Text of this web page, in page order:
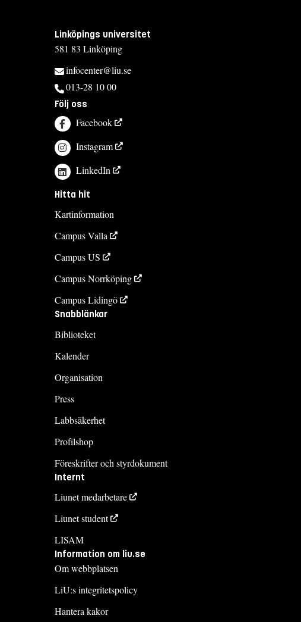
Linköpings universitet
581 83 Linköping
infocenter@liu.se
013-28 10 00
Följ oss
Facebook
Instagram
LinkedIn
Hitta hit
Kartinformation
Campus Valla
Campus US
Campus Norrköping
Campus Lidingö
Snabblänkar
Biblioteket
Kalender
Organisation
Press
Labbsäkerhet
Profilshop
Föreskrifter och styrdokument
Internt
Liunet medarbetare
Liunet student
LISAM
Information om liu.se
Om webbplatsen
LiU:s integritetspolicy
Hantera kakor